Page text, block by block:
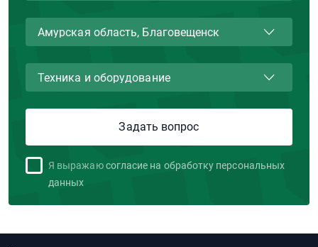
Я выражаю согласие на обработку персональных
данных